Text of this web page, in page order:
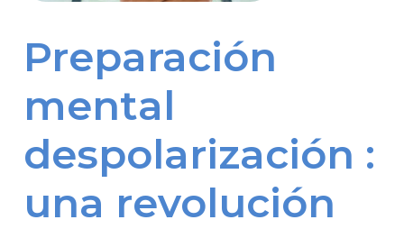
Preparación
mental
despolarización :
una revolución